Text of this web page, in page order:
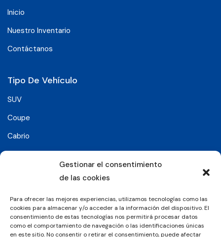
Gestionar el consentimiento
de las cookies
Para ofrecer las mejores experiencias, utilizamos tecnologías como las
cookies para almacenar y/o acceder a la información del dispositivo. El
consentimiento de estas tecnologías nos permitirá procesar datos
como el comportamiento de navegación o las identificaciones únicas
en este sitio. No consentir o retirar el consentimiento, puede afectar
Inicio
Nuestro Inventario
Contáctanos
Tipo De Vehículo
SUV
Coupe
Cabrio
Síguenos en: